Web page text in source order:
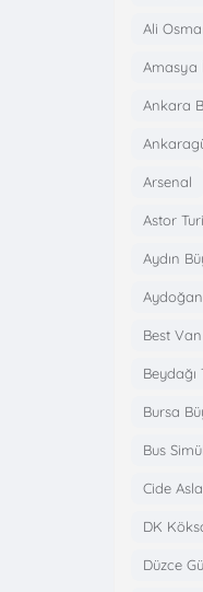
Ali
Amasya
Ankara
Arsenal
Astor
Aydın
Best
Beydağı
Bursa
Bus
Cide
DK
Düzce